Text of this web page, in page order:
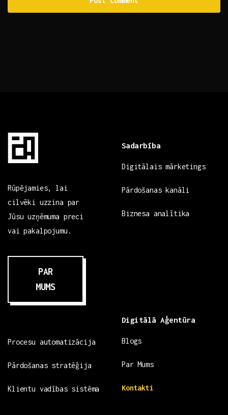
Rūpējamies, lai
cilvēki uzzina par
Jūsu uzņēmuma preci
vai pakalpojumu.
PAR
MUMS
Sadarbība
Digitālais mārketings
Pārdošanas kanāli
Biznesa analītika
Procesu automatizācija
Pārdošanas stratēģija
Klientu vadības sistēma
Digitālā Aģentūra
Blogs
Par Mums
Kontakti